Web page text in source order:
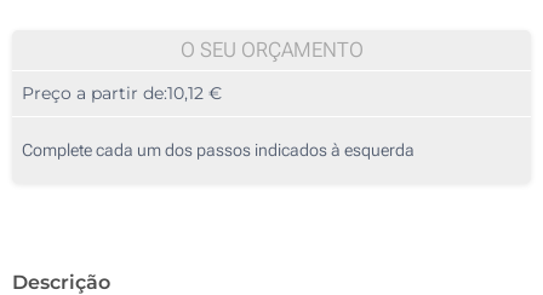
Calcular preço
O SEU ORÇAMENTO
Preço a partir de:10,12 €
Complete cada um dos passos indicados à esquerda
Descrição